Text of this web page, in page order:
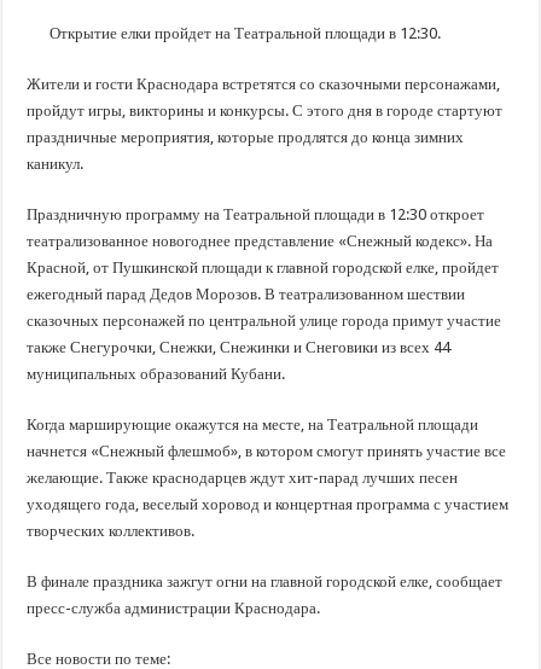
Важные правила обращения в вашу страховую компанию
В городах и районах Кубани отметили День России
Стартовал прием заявок на 20-й юбилейный молодежный форум «Регион 93»
Открытие елки пройдет на Театральной площади в 12:30.
Жители и гости Краснодара встретятся со сказочными персонажами,
пройдут игры, викторины и конкурсы. С этого дня в городе стартуют
праздничные мероприятия, которые продлятся до конца зимних
каникул.
Праздничную программу на Театральной площади в 12:30 откроет
театрализованное новогоднее представление «Снежный кодекс». На
Красной, от Пушкинской площади к главной городской елке, пройдет
ежегодный парад Дедов Морозов. В театрализованном шествии
сказочных персонажей по центральной улице города примут участие
также Снегурочки, Снежки, Снежинки и Снеговики из всех 44
муниципальных образований Кубани.
Когда марширующие окажутся на месте, на Театральной площади
начнется «Снежный флешмоб», в котором смогут принять участие все
желающие. Также краснодарцев ждут хит-парад лучших песен
уходящего года, веселый хоровод и концертная программа с участием
творческих коллективов.
В финале праздника зажгут огни на главной городской елке, сообщает
пресс-служба администрации Краснодара.
Все новости по теме: